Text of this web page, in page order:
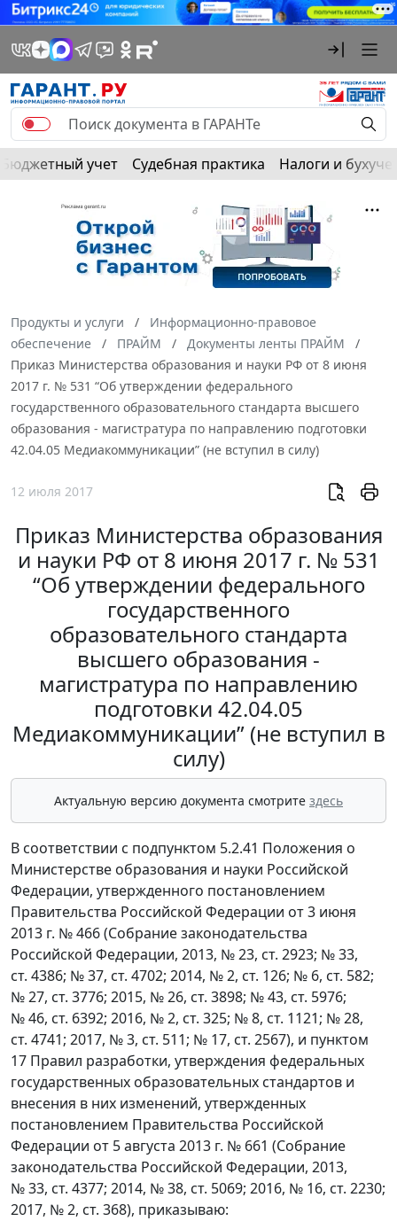
Бюджетный учет Судебная практика Налоги и
Продукты и услуги
Информационно-правовое
обеспечение
ПРАЙМ
Документы ленты ПРАЙМ
Приказ Министерства образования и науки РФ от 8 июня
2017 г. № 531 “Об утверждении федерального
государственного образовательного стандарта высшего
образования - магистратура по направлению подготовки
42.04.05 Медиакоммуникации” (не вступил в силу)
12 июля 2017
Приказ Министерства образования
и науки РФ от 8 июня 2017 г. № 531
“Об утверждении федерального
государственного
образовательного стандарта
высшего образования -
магистратура по направлению
подготовки 42.04.05
Медиакоммуникации” (не вступил в
силу)
Актуальную версию документа смотрите здесь
В соответствии с подпунктом 5.2.41 Положения о
Министерстве образования и науки Российской
Федерации, утвержденного постановлением
Правительства Российской Федерации от 3 июня
2013 г. № 466 (Собрание законодательства
Российской Федерации, 2013, № 23, ст. 2923; № 33,
ст. 4386; № 37, ст. 4702; 2014, № 2, ст. 126; № 6, ст. 582;
№ 27, ст. 3776; 2015, № 26, ст. 3898; № 43, ст. 5976;
№ 46, ст. 6392; 2016, № 2, ст. 325; № 8, ст. 1121; № 28,
ст. 4741; 2017, № 3, ст. 511; № 17, ст. 2567), и пунктом
17 Правил разработки, утверждения федеральных
государственных образовательных стандартов и
внесения в них изменений, утвержденных
постановлением Правительства Российской
Федерации от 5 августа 2013 г. № 661 (Собрание
законодательства Российской Федерации, 2013,
№ 33, ст. 4377; 2014, № 38, ст. 5069; 2016, № 16, ст. 2230;
2017, № 2, ст. 368), приказываю: